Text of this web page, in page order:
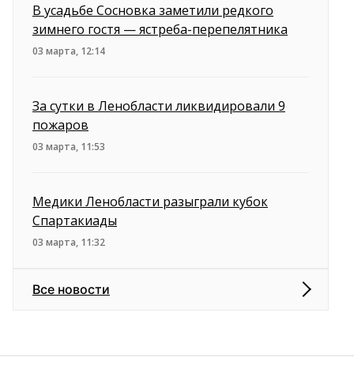
В усадьбе Сосновка заметили редкого
зимнего гостя — ястреба-перепелятника
03 марта, 12:14
За сутки в Ленобласти ликвидировали 9
пожаров
03 марта, 11:53
Медики Ленобласти разыграли кубок
Спартакиады
03 марта, 11:32
Все новости